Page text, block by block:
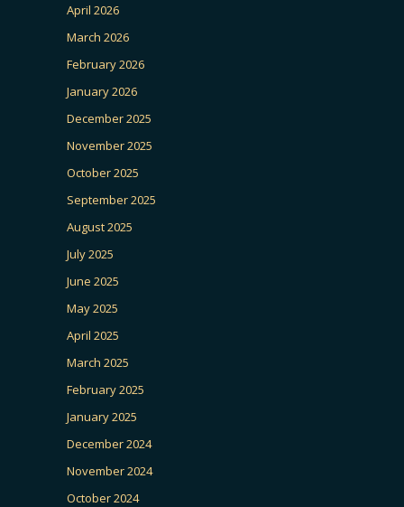
April 2026
March 2026
February 2026
January 2026
December 2025
November 2025
October 2025
September 2025
August 2025
July 2025
June 2025
May 2025
April 2025
March 2025
February 2025
January 2025
December 2024
November 2024
October 2024